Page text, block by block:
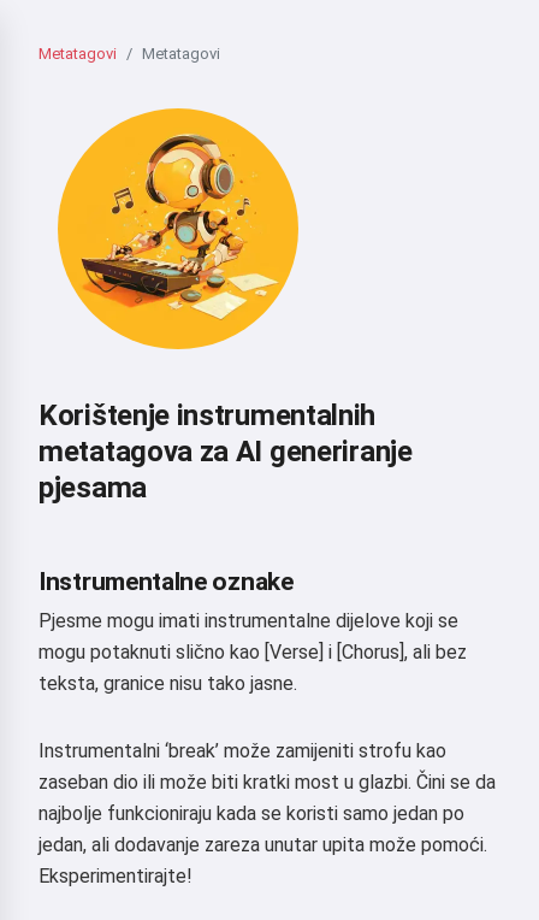
Metatagovi Metatagovi
Korištenje instrumentalnih
metatagova za AI generiranje
pjesama
Instrumentalne oznake
Pjesme mogu imati instrumentalne dijelove koji se
mogu potaknuti slično kao [Verse] i [Chorus], ali bez
teksta, granice nisu tako jasne.
Instrumentalni ‘break’ može zamijeniti strofu kao
zaseban dio ili može biti kratki most u glazbi. Čini se da
najbolje funkcioniraju kada se koristi samo jedan po
jedan, ali dodavanje zareza unutar upita može pomoći.
Eksperimentirajte!